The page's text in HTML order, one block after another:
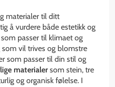
materialer til ditt
å vurdere både estetikk og
passer til klimaet og
vil trives og blomstre
som passer til din stil og
materialersom stein, tre
og organisk følelse. I